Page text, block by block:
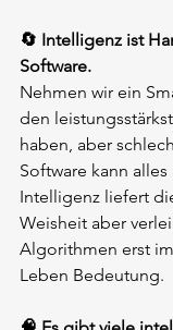
🔄 Intelligenz ist
Software.
Nehmen wir ein
den
haben, aber
Software kann
Intelligenz liefert
Weisheit aber
Algorithmen erst
Leben Bedeutung.